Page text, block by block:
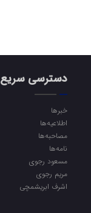
دسترسی سریع
خبرها
اطلاعیه‌ها
مصاحبه‌ها
نامه‌ها
مسعود رجوی
مریم رجوی
اشرف ابریشمچی